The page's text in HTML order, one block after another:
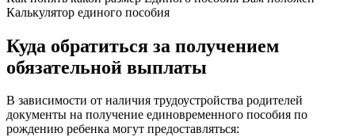
Калькулятор единого пособия
Куда обратиться за получением
обязательной выплаты
В зависимости от наличия трудоустройства родителей
документы на получение единовременного пособия по
рождению ребенка могут предоставляться: